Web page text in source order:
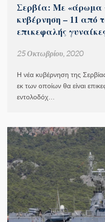
Σερβία: Με «άρωμα
κυβέρνηση – 11 από
επικεφαλής
25 Οκτωβρίου, 2020
Η νέα κυβέρνηση της
εκ των οποίων θα είναι
εντολοδόχ…